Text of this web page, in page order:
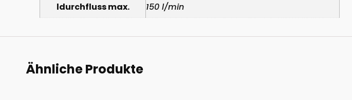
ldurchfluss max.
150 l/min
Ähnliche Produkte